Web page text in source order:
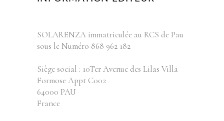
SOLARENZA immatriculée au RCS de Pau
sous le Numéro 868 962 182
Siège social : 10Ter Avenue des Lilas Villa
Formose Appt C002
64000 PAU
France